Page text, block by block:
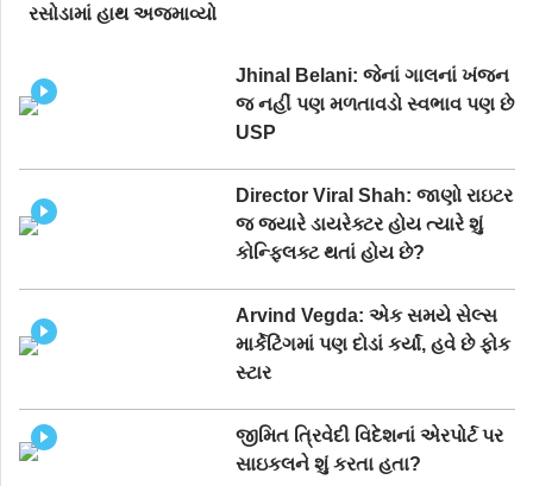
રસોડામાં હાથ અજમાવ્યો
Jhinal Belani: જેનાં ગાલનાં ખંજન
જ નહીં પણ મળતાવડો સ્વભાવ પણ છે
USP
Director Viral Shah: જાણો રાઇટર
જ જ્યારે ડાયરેક્ટર હોય ત્યારે શું
કોન્ફ્લિક્ટ થતાં હોય છે?
Arvind Vegda: એક સમયે સેલ્સ
માર્કેટિંગમાં પણ દોડાં કર્યાં, હવે છે ફોક
સ્ટાર
જીમિત ત્રિવેદી વિદેશનાં એરપોર્ટ પર
સાઇકલને શું કરતા હતા?